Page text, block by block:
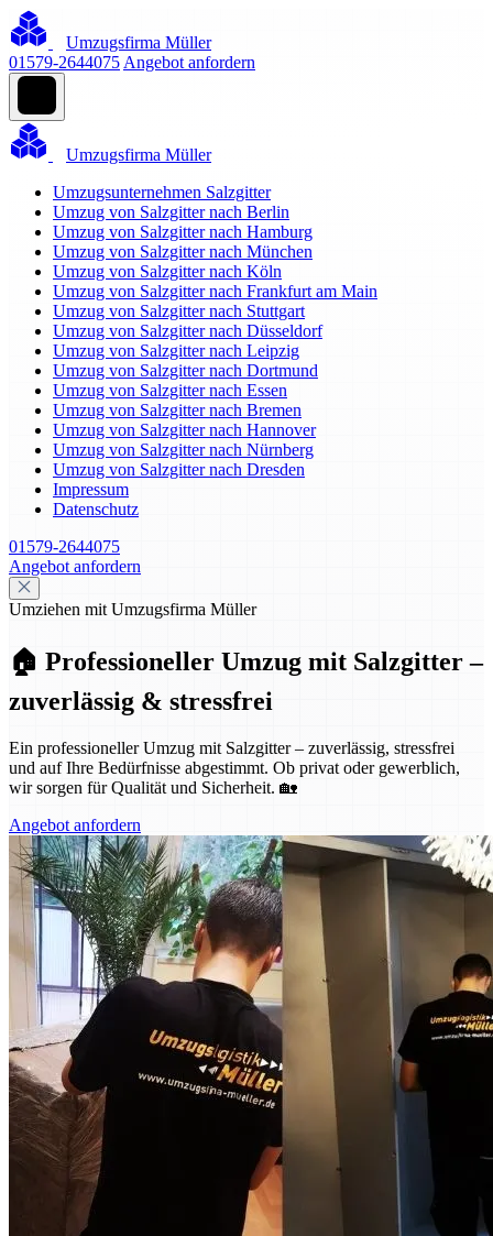
Umzugsfirma Müller
01579-2644075 Angebot anfordern
Umzugsfirma Müller
Umzugsunternehmen Salzgitter
Umzug von Salzgitter nach Berlin
Umzug von Salzgitter nach Hamburg
Umzug von Salzgitter nach München
Umzug von Salzgitter nach Köln
Umzug von Salzgitter nach Frankfurt am Main
Umzug von Salzgitter nach Stuttgart
Umzug von Salzgitter nach Düsseldorf
Umzug von Salzgitter nach Leipzig
Umzug von Salzgitter nach Dortmund
Umzug von Salzgitter nach Essen
Umzug von Salzgitter nach Bremen
Umzug von Salzgitter nach Hannover
Umzug von Salzgitter nach Nürnberg
Umzug von Salzgitter nach Dresden
Impressum
Datenschutz
01579-2644075
Angebot anfordern
Umziehen mit Umzugsfirma Müller
🏠 Professioneller Umzug mit Salzgitter –
zuverlässig & stressfrei
Ein professioneller Umzug mit Salzgitter – zuverlässig, stressfrei
und auf Ihre Bedürfnisse abgestimmt. Ob privat oder gewerblich,
wir sorgen für Qualität und Sicherheit. 🏡
Angebot anfordern